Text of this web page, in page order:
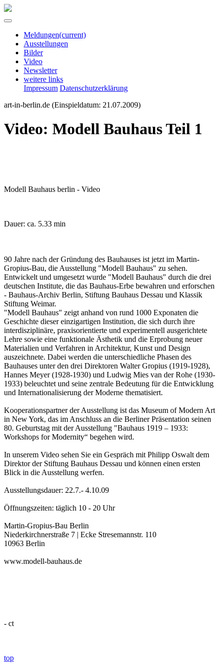
Meldungen(current)
Ausstellungen
Bilder
Video
Newsletter
weitere links
Impressum Datenschutzerklärung
art-in-berlin.de (Einspieldatum: 21.07.2009)
Video: Modell Bauhaus Teil 1
Modell Bauhaus berlin - Video
Dauer: ca. 5.33 min
90 Jahre nach der Gründung des Bauhauses ist jetzt im Martin-
Gropius-Bau, die Ausstellung "Modell Bauhaus" zu sehen.
Entwickelt und umgesetzt wurde "Modell Bauhaus" durch die drei
deutschen Institute, die das Bauhaus-Erbe bewahren und erforschen
- Bauhaus-Archiv Berlin, Stiftung Bauhaus Dessau und Klassik
Stiftung Weimar.
"Modell Bauhaus" zeigt anhand von rund 1000 Exponaten die
Geschichte dieser einzigartigen Institution, die sich durch ihre
interdisziplinäre, praxisorientierte und experimentell ausgerichtete
Lehre sowie eine funktionale Ästhetik und die Erprobung neuer
Materialien und Verfahren in Architektur, Kunst und Design
auszeichnete. Dabei werden die unterschiedliche Phasen des
Bauhauses unter den drei Direktoren Walter Gropius (1919-1928),
Hannes Meyer (1928-1930) und Ludwig Mies van der Rohe (1930-
1933) beleuchtet und seine zentrale Bedeutung für die Entwicklung
und Internationalisierung der Moderne thematisiert.
Kooperationspartner der Ausstellung ist das Museum of Modern Art
in New York, das im Anschluss an die Berliner Präsentation seinen
80. Geburtstag mit der Ausstellung "Bauhaus 1919 – 1933:
Workshops for Modernity“ begehen wird.
In unserem Video sehen Sie ein Gespräch mit Philipp Oswalt dem
Direktor der Stiftung Bauhaus Dessau und können einen ersten
Blick in die Ausstellung werfen.
Ausstellungsdauer: 22.7.- 4.10.09
Öffnungszeiten: täglich 10 - 20 Uhr
Martin-Gropius-Bau Berlin
Niederkirchnerstraße 7 | Ecke Stresemannstr. 110
10963 Berlin
www.modell-bauhaus.de
- ct
top